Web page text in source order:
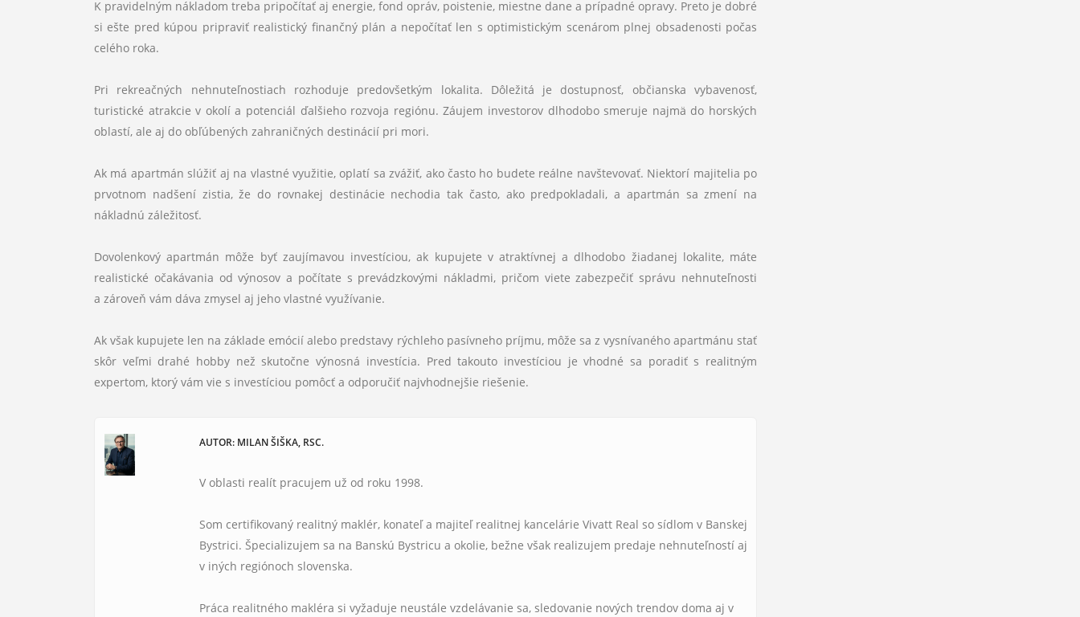
K pravidelným nákladom treba pripočítať aj energie, fond opráv, poistenie, miestne dane a prípadné opravy. Preto je dobré
si ešte pred kúpou pripraviť realistický finančný plán a nepočítať len s optimistickým scenárom plnej obsadenosti počas
celého roka.
Pri rekreačných nehnuteľnostiach rozhoduje predovšetkým lokalita. Dôležitá je dostupnosť, občianska vybavenosť,
turistické atrakcie v okolí a potenciál ďalšieho rozvoja regiónu. Záujem investorov dlhodobo smeruje najmä do horských
oblastí, ale aj do obľúbených zahraničných destinácií pri mori.
Ak má apartmán slúžiť aj na vlastné využitie, oplatí sa zvážiť, ako často ho budete reálne navštevovať. Niektorí majitelia po
prvotnom nadšení zistia, že do rovnakej destinácie nechodia tak často, ako predpokladali, a apartmán sa zmení na
nákladnú záležitosť.
Dovolenkový apartmán môže byť zaujímavou investíciou, ak kupujete v atraktívnej a dlhodobo žiadanej lokalite, máte
realistické očakávania od výnosov a počítate s prevádzkovými nákladmi, pričom viete zabezpečiť správu nehnuteľnosti
a zároveň vám dáva zmysel aj jeho vlastné využívanie.
Ak však kupujete len na základe emócií alebo predstavy rýchleho pasívneho príjmu, môže sa z vysnívaného apartmánu stať
skôr veľmi drahé hobby než skutočne výnosná investícia. Pred takouto investíciou je vhodné sa poradiť s realitným
expertom, ktorý vám vie s investíciou pomôcť a odporučiť najvhodnejšie riešenie.
AUTOR: MILAN ŠIŠKA, RSC.
V oblasti realít pracujem už od roku 1998.
Som certifikovaný realitný maklér, konateľ a majiteľ realitnej kancelárie Vivatt Real so sídlom v Banskej
Bystrici. Špecializujem sa na Banskú Bystricu a okolie, bežne však realizujem predaje nehnuteľností aj
v iných regiónoch slovenska.
Práca realitného makléra si vyžaduje neustále vzdelávanie sa, sledovanie nových trendov doma aj v